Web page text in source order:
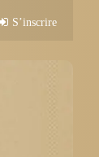
S’inscrire